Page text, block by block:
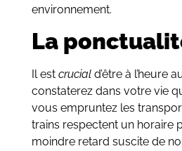
environnement.
La
Il est cruciald’être à l’heure
constaterez dans votre vie
vous empruntez les
trains respectent un horaire
moindre retard suscite de